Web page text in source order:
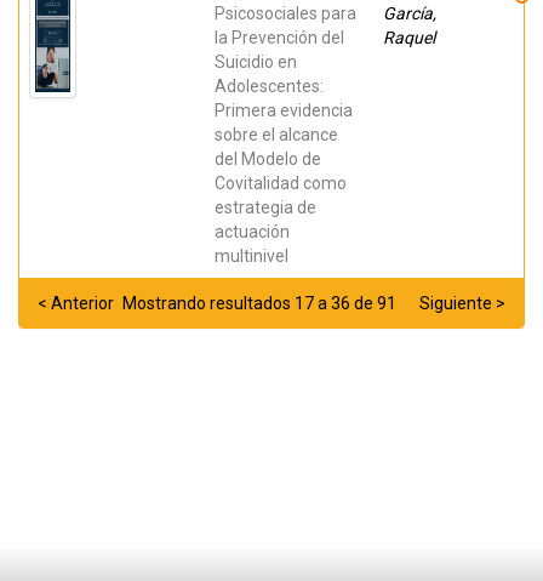
Psicosociales para
la Prevención del
Suicidio en
Adolescentes:
Primera evidencia
sobre el alcance
del Modelo de
Covitalidad como
estrategia de
actuación
multinivel
García,
Raquel
Mostrando resultados 17 a 36 de 91
< Anterior Siguiente >